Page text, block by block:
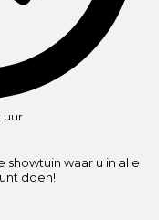
uur
showtuin waar u in alle
doen!